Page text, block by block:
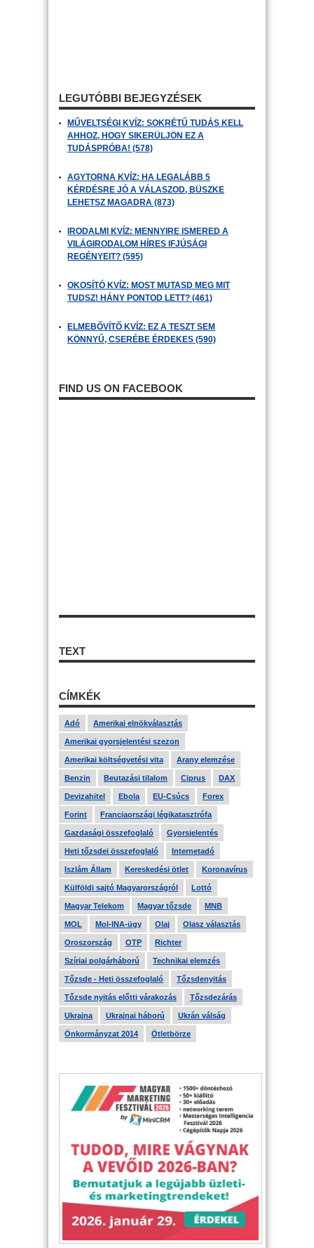
LEGUTÓBBI BEJEGYZÉSEK
MŰVELTSÉGI KVÍZ: SOKRÉTŰ TUDÁS KELL
AHHOZ, HOGY SIKERÜLJÖN EZ A
TUDÁSPRÓBA! (578)
AGYTORNA KVÍZ: HA LEGALÁBB 5
KÉRDÉSRE JÓ A VÁLASZOD, BÜSZKE
LEHETSZ MAGADRA (873)
IRODALMI KVÍZ: MENNYIRE ISMERED A
VILÁGIRODALOM HÍRES IFJÚSÁGI
REGÉNYEIT? (595)
OKOSÍTÓ KVÍZ: MOST MUTASD MEG MIT
TUDSZ! HÁNY PONTOD LETT? (461)
ELMEBŐVÍTŐ KVÍZ: EZ A TESZT SEM
KÖNNYŰ, CSERÉBE ÉRDEKES (590)
FIND US ON FACEBOOK
TEXT
CÍMKÉK
Adó Amerikai elnökválasztás
Amerikai gyorsjelentési szezon
Amerikai költségvetési vita Arany elemzése
Benzin Beutazási tilalom Ciprus DAX
Devizahitel Ebola EU-Csúcs Forex
Forint Franciaországi légikatasztrófa
Gazdasági összefoglaló Gyorsjelentés
Heti tőzsdei összefoglaló Internetadó
Iszlám Állam Kereskedési ötlet Koronavírus
Külföldi sajtó Magyarországról Lottó
Magyar Telekom Magyar tőzsde MNB
MOL Mol-INA-ügy Olaj Olasz választás
Oroszország OTP Richter
Szíriai polgárháború Technikai elemzés
Tőzsde - Heti összefoglaló Tőzsdenyitás
Tőzsde nyitás előtti várakozás Tőzsdezárás
Ukrajna Ukrajnai háború Ukrán válság
Önkormányzat 2014 Ötletbörze